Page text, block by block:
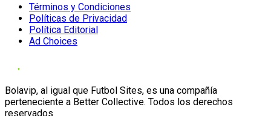
Términos y Condiciones
Políticas de Privacidad
Política Editorial
Ad Choices
Bolavip, al igual que Futbol Sites, es una compañía
perteneciente a Better Collective. Todos los derechos
reservados